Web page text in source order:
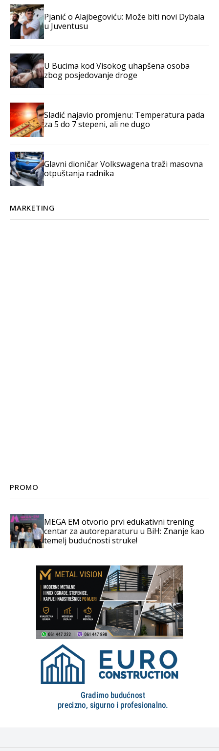
Pjanić o Alajbegoviću: Može biti novi Dybala
u Juventusu
U Bucima kod Visokog uhapšena osoba
zbog posjedovanje droge
Sladić najavio promjenu: Temperatura pada
za 5 do 7 stepeni, ali ne dugo
Glavni dioničar Volkswagena traži masovna
otpuštanja radnika
MARKETING
PROMO
MEGA EM otvorio prvi edukativni trening
centar za autoreparaturu u BiH: Znanje kao
temelj budućnosti struke!